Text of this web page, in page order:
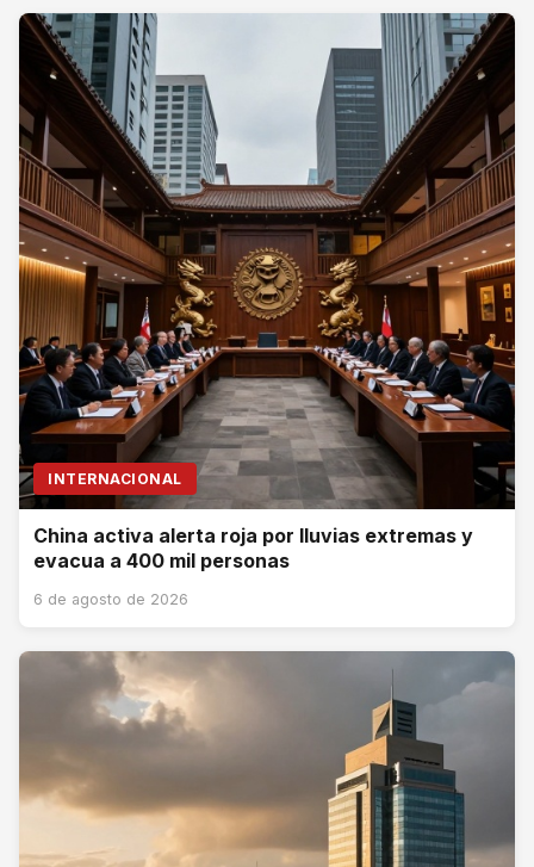
INTERNACIONAL
China activa alerta roja por lluvias extremas y
evacua a 400 mil personas
6 de agosto de 2026